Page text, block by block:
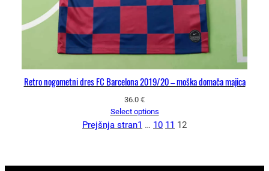
Retro nogometni dres FC Barcelona 2019/20 – moška domača majica
36.0 €
Select options
Prejšnja stran1 … 10 11 12